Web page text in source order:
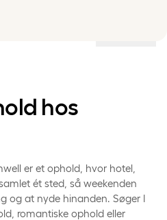
hos
er et ophold, hvor hotel,
ét sted, så weekenden
og at nyde hinanden. Søger I
romantiske ophold eller